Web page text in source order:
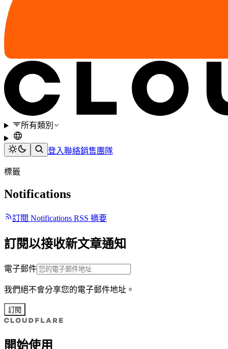
所有類別
登入聯絡銷售團隊
標籤
Notifications
訂閱 Notifications RSS 摘要
訂閱以接收新文章通知
電子郵件
我們絕不會分享您的電子郵件地址。
訂閱
開始使用